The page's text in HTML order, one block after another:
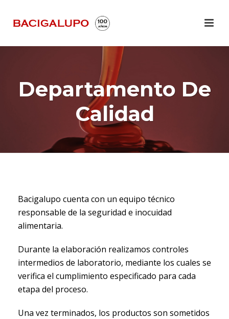
Departamento De
Calidad
Bacigalupo cuenta con un equipo técnico
responsable de la seguridad e inocuidad
alimentaria.
Durante la elaboración realizamos controles
intermedios de laboratorio, mediante los cuales se
verifica el cumplimiento especificado para cada
etapa del proceso.
Una vez terminados, los productos son sometidos